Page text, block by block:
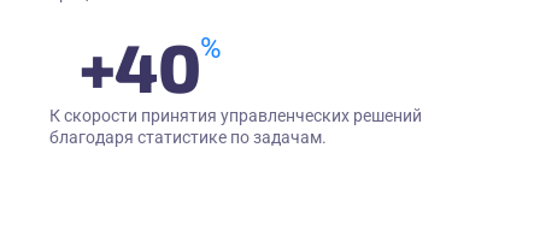
+40%
К скорости принятия управленческих решений
благодаря статистике по задачам.